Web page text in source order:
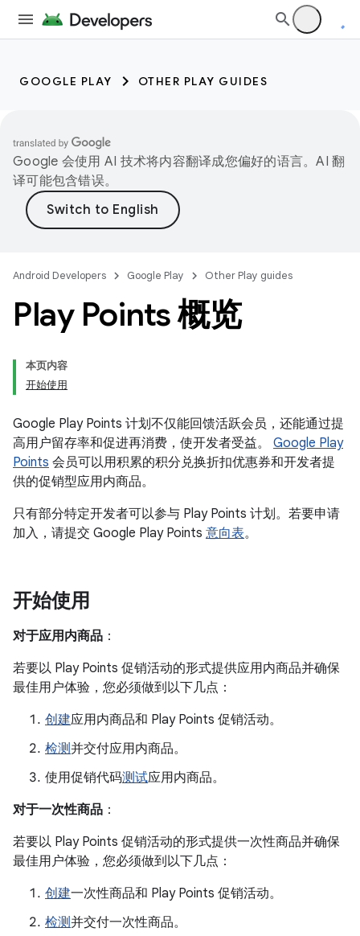
GOOGLE PLAY OTHER PLAY GUIDES
Google 会使用 AI 技术将内容翻译成您偏好的语言。AI 翻
译可能包含错误。
Android Developers Google Play Other Play guides
Play Points 概览
本页内容
开始使用
Google Play Points 计划不仅能回馈活跃会员，还能通过提
高用户留存率和促进再消费，使开发者受益。 Google Play
Points 会员可以用积累的积分兑换折扣优惠券和开发者提
供的促销型应用内商品。
只有部分特定开发者可以参与 Play Points 计划。若要申请
加入，请提交 Google Play Points 意向表。
开始使用
对于应用内商品 ：
若要以 Play Points 促销活动的形式提供应用内商品并确保
最佳用户体验，您必须做到以下几点：
创建应用内商品和 Play Points 促销活动。
检测并交付应用内商品。
使用促销代码测试应用内商品。
对于一次性商品 ：
若要以 Play Points 促销活动的形式提供一次性商品并确保
最佳用户体验，您必须做到以下几点：
创建一次性商品和 Play Points 促销活动。
检测并交付一次性商品。